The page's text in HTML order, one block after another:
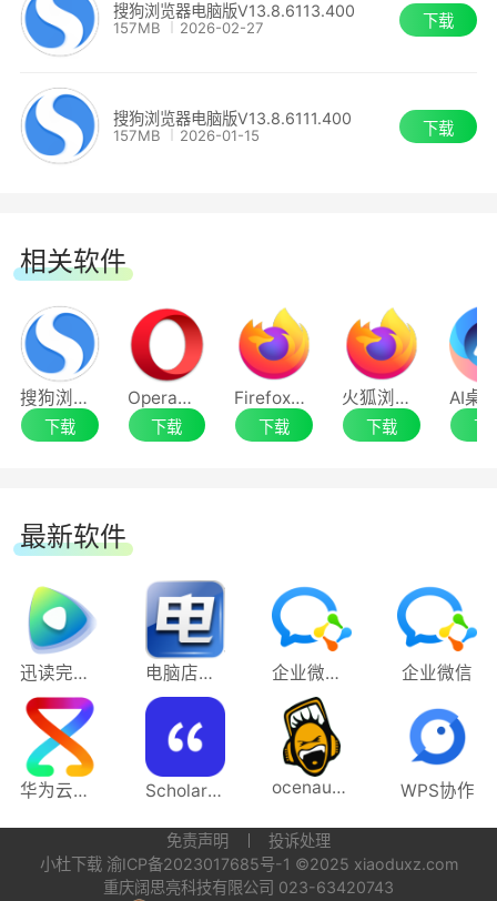
3. 支持中英双文对照，译文内容还能高亮快速
定位
海量皮肤上新
化设置更舒爽
快链」、「复制页面地址」功能
管家全面实时守护安全
1.担心默认浏览器被篡改?管家强力锁定功能，
2.害怕捆绑安装不安全?管家系统级防护，病
毒文件拒之门外
3.网页突然打不开?管家支持全面检测，快速
修复网络异常
搜狗浏览器13.4.0
诗级增强
2、竖版工作台上线：标签不遮挡，查找管理
更方便
3、多页面分屏展示：一个视图多个页面，多
任务可同步处理
4、标签分组管理：一键智能聚类，快速整合
杂乱标签
5、翻译功能全面增强：新增翻译集成面板，
搜狗浏览器电脑版V13.8.6113.400
157MB 2026-02-27 下载
搜狗浏览器电脑版V13.8.6111.400
157MB 2026-01-15 下载
相关软件
搜狗浏览器最新版
下载
Opera浏览器64位
下载
Firefox火狐浏览器
下载
火狐浏览器
下载 下
最新软件
迅读完美播放器 电脑店U盘启动盘制作工具 企业微信电脑版 企业微信
华为云码道（CodeArts）代码智能体 Scholaread靠岸学术64位 ocenaudio WPS协作
免责声明
投诉处理
小杜下载 渝ICP备2023017685号-1 ©2025 xiaoduxz.com
重庆阔思亮科技有限公司 023-63420743